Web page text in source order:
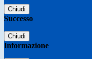
Chiudi
Successo
Chiudi
Informazione